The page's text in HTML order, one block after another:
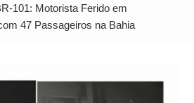
Alto
101: Motorista Ferido em
47 Passageiros na Bahia